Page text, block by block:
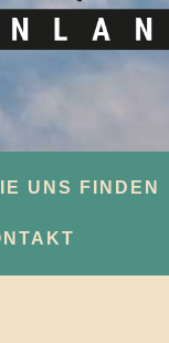
UNS FINDEN